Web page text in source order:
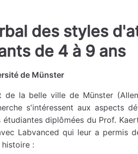
des styles
de 4 à 9 ans
de Münster
la belle ville de Münster
s'intéressent aux aspects
diplômées du Prof.
Labvanced qui leur a permis
: